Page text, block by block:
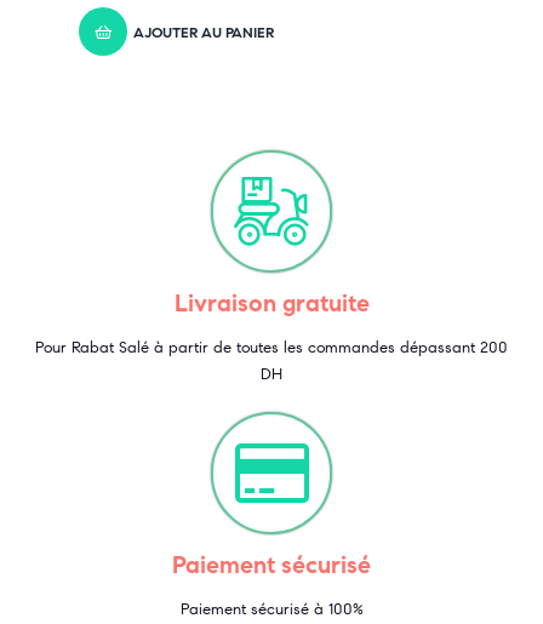
AJOUTER AU PANIER
Livraison gratuite
Pour Rabat Salé à partir de toutes les commandes dépassant 200
DH
Paiement sécurisé
Paiement sécurisé à 100%